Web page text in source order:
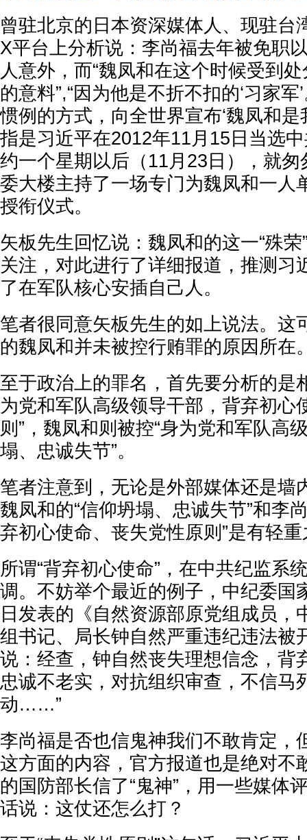
曾驻北京的日本资深媒体人、现驻台
X平台上分析说：李尚福去年被免职
人意外，而“魏凤和在这个时候受到
的意料”,“因为他是不折不扣的‘习家
惯例的方式，向全世界宣布‘魏凤和是
指是习近平在2012年11月15日当选
约一个星期以后（11月23日），就
委大楼主持了一场专门为魏凤和一人
授衔仪式。
矢板先生回忆说：魏凤和的这一“殊
关注，对此进行了详细报道，推测习
了在军队核心安插自己人。
笔者很同意矢板先生的如上说法。这
的魏凤和并未被控行贿罪的原因所在
至于政治上的罪名，首先要分析的是
为党和军队高级领导干部，背弃初心
则”，魏凤和则被控“身为党和军队高
塌、忠诚失节”。
笔者注意到，无论是外部媒体还是墙
魏凤和的“信仰坍塌、忠诚失节”和李
弃初心使命、丧失党性原则”是有轻
所谓“背弃初心使命”，在中共纪监系
调。不妨举个最近的例子，中纪委国
日发表的《自然资源部原党组成员，
组书记、局长钟自然严重违纪违法被
说：经查，钟自然丧失理想信念，背
忠诚不老实，对抗组织审查，不信马
动……”
李尚福是否也信鬼神我们不敢肯定，
这方面的内容，官方报道也是绝对不
的国防部长信了“鬼神”，用一些媒体
话说：这仗还怎么打？